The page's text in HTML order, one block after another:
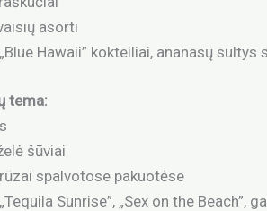
asorti
Hawaii” kokteiliai, ananasų sultys
tema:
šūviai
spalvotose pakuotėse
Sunrise”, „Sex on the